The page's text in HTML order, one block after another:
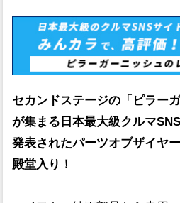
セカンドステージの「ピラー
が集まる日本最大級クルマ
発表されたパーツオブザイヤ
殿堂入り！